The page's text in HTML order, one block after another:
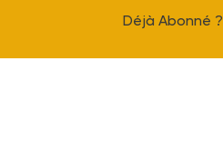
Déjà Abonné ?